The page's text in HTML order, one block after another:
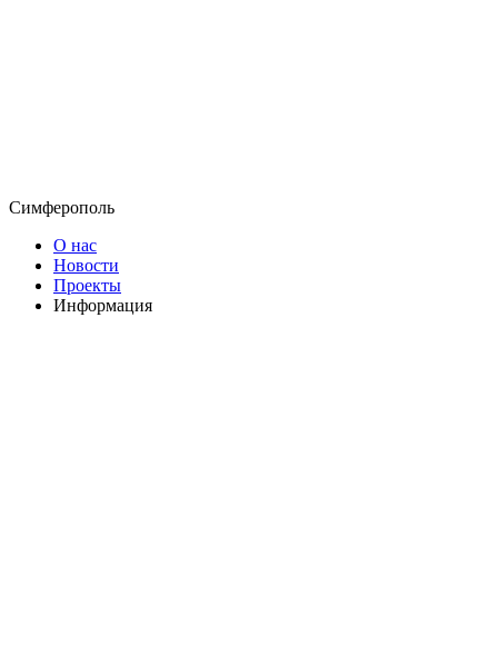
Симферополь
О нас
Новости
Проекты
Информация